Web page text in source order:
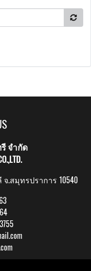
จำกัด
.สมุทรปราการ 10540